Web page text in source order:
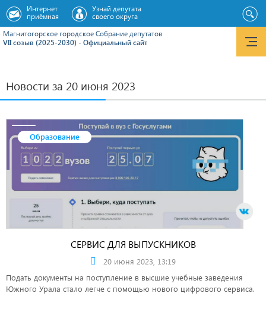
Магнитогорское городское Cобрание депутатов
VII созыв (2025-2030) - Официальный сайт
Интернет
приёмная
Узнай депутата
своего округа
Новости за 20 июня 2023
Образование
СЕРВИС ДЛЯ ВЫПУСКНИКОВ
20 июня 2023, 13:19
Подать документы на поступление в высшие учебные заведения
Южного Урала стало легче с помощью нового цифрового сервиса.